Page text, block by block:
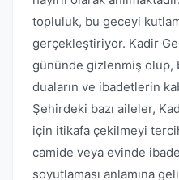
topluluk, bu geceyi
gerçekleştiriyor. Kadir
gününde gizlenmiş olup,
duaların ve ibadetlerin
Şehirdeki bazı aileler,
için itikafa çekilmeyi
camide veya evinde
soyutlaması anlamına